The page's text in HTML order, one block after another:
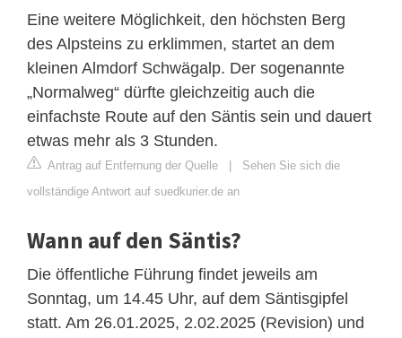
Eine weitere Möglichkeit, den höchsten Berg
des Alpsteins zu erklimmen, startet an dem
kleinen Almdorf Schwägalp. Der sogenannte
„Normalweg“ dürfte gleichzeitig auch die
einfachste Route auf den Säntis sein und dauert
etwas mehr als 3 Stunden.
Antrag auf Entfernung der Quelle | Sehen Sie sich die
vollständige Antwort auf suedkurier.de an
Wann auf den Säntis?
Die öffentliche Führung findet jeweils am
Sonntag, um 14.45 Uhr, auf dem Säntisgipfel
statt. Am 26.01.2025, 2.02.2025 (Revision) und